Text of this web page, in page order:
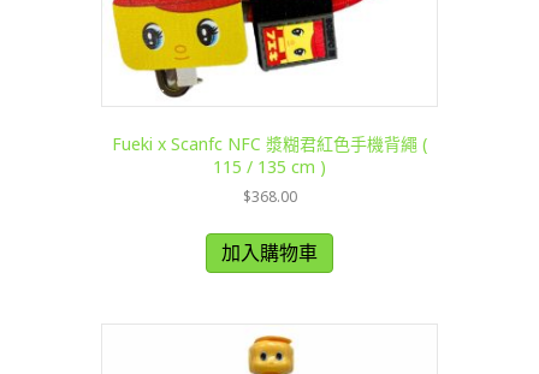
Fueki x Scanfc NFC 漿糊君紅色手機背繩 (
115 / 135 cm )
$368.00
加入購物車